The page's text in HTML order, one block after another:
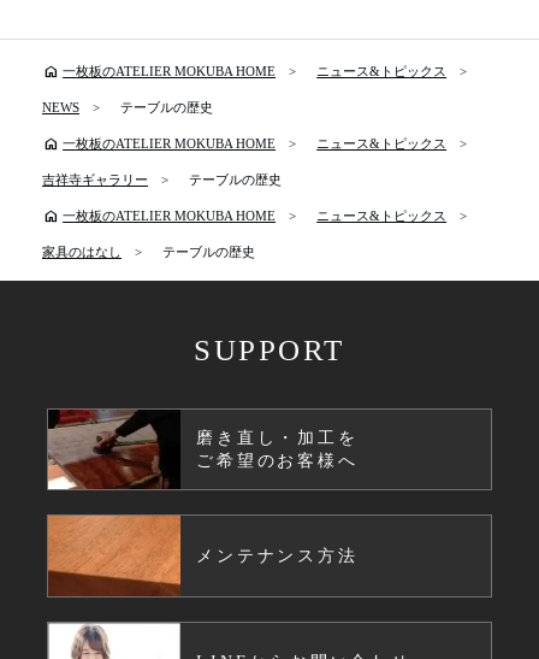
home 一枚板のATELIER MOKUBA HOME ニュース&トピックス
NEWS テーブルの歴史
home 一枚板のATELIER MOKUBA HOME ニュース&トピックス
吉祥寺ギャラリー テーブルの歴史
home 一枚板のATELIER MOKUBA HOME ニュース&トピックス
家具のはなし テーブルの歴史
SUPPORT
磨き直し・加工を
ご希望のお客様へ
メンテナンス方法